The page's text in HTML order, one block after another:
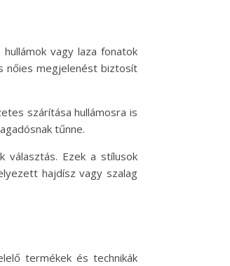
vagy laza fonatok
nőies megjelenést biztosít
szárítása hullámosra is
tűnne.
választás. Ezek a stílusok
hajdísz vagy szalag
termékek és technikák